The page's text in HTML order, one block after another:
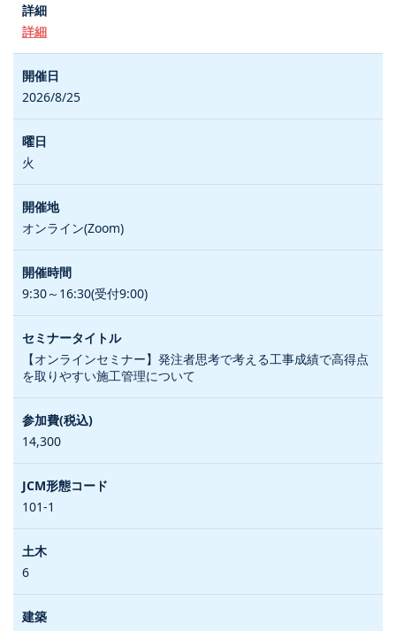
詳細
2026/8/25
火
オンライン(Zoom)
9:30～16:30(受付9:00)
【オンラインセミナー】発注者思考で考える工事成績で高得点
を取りやすい施工管理について
14,300
101-1
6